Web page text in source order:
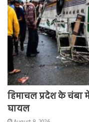
हिमाचल प्रदेश के चंबा
घायल